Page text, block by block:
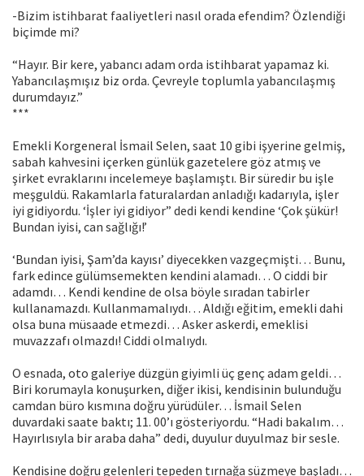
-Bizim istihbarat faaliyetleri nasıl orada efendim? Özlendiği
biçimde mi?
“Hayır. Bir kere, yabancı adam orda istihbarat yapamaz ki.
Yabancılaşmışız biz orda. Çevreyle toplumla yabancılaşmış
durumdayız.”
***
Emekli Korgeneral İsmail Selen, saat 10 gibi işyerine gelmiş,
sabah kahvesini içerken günlük gazetelere göz atmış ve
şirket evraklarını incelemeye başlamıştı. Bir süredir bu işle
meşguldü. Rakamlarla faturalardan anladığı kadarıyla, işler
iyi gidiyordu. ‘İşler iyi gidiyor” dedi kendi kendine ‘Çok şükür!
Bundan iyisi, can sağlığı!’
‘Bundan iyisi, Şam’da kayısı’ diyecekken vazgeçmişti… Bunu,
fark edince gülümsemekten kendini alamadı… O ciddi bir
adamdı… Kendi kendine de olsa böyle sıradan tabirler
kullanamazdı. Kullanmamalıydı… Aldığı eğitim, emekli dahi
olsa buna müsaade etmezdi… Asker askerdi, emeklisi
muvazzafı olmazdı! Ciddi olmalıydı.
O esnada, oto galeriye düzgün giyimli üç genç adam geldi…
Biri korumayla konuşurken, diğer ikisi, kendisinin bulunduğu
camdan büro kısmına doğru yürüdüler… İsmail Selen
duvardaki saate baktı; 11. 00’ı gösteriyordu. “Hadi bakalım…
Hayırlısıyla bir araba daha” dedi, duyulur duyulmaz bir sesle.
Kendisine doğru gelenleri tepeden tırnağa süzmeye başladı…